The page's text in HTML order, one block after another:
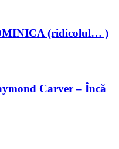
(ridicolul… )
Carver – Încă